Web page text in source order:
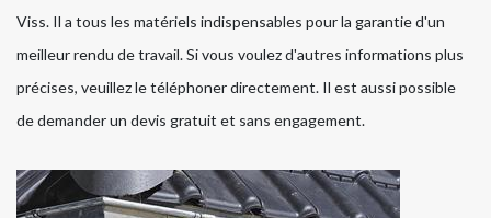
Viss. Il a tous les matériels indispensables pour la garantie d'un
meilleur rendu de travail. Si vous voulez d'autres informations plus
précises, veuillez le téléphoner directement. Il est aussi possible
de demander un devis gratuit et sans engagement.